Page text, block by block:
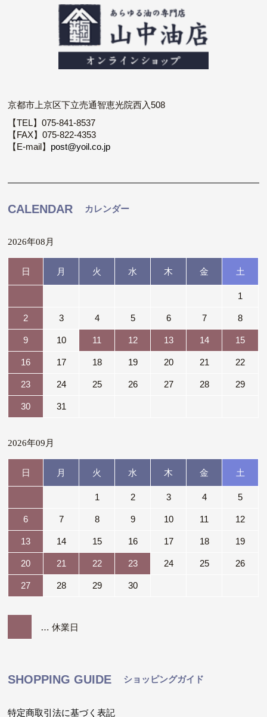
京都市上京区下立売通智恵光院西入508
【TEL】075-841-8537
【FAX】075-822-4353
【E-mail】 post@yoil.co.jp
CALENDAR カレンダー
2026年08月
日 月 火 水 木 金 土
1
2 3 4 5 6 7 8
9 10 11 12 13 14 15
16 17 18 19 20 21 22
23 24 25 26 27 28 29
30 31
2026年09月
日 月 火 水 木 金 土
1 2 3 4 5
6 7 8 9 10 11 12
13 14 15 16 17 18 19
20 21 22 23 24 25 26
27 28 29 30
… 休業日
SHOPPING GUIDE ショッピングガイド
特定商取引法に基づく表記